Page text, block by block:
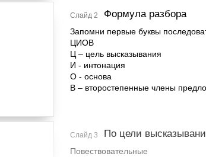
Слайд 2 Формула разбора
Запомни первые буквы
ЦИОВ
Ц – цель высказывания
И - интонация
О - основа
В – второстепенные члены
Слайд 3 По цели
Повествовательные